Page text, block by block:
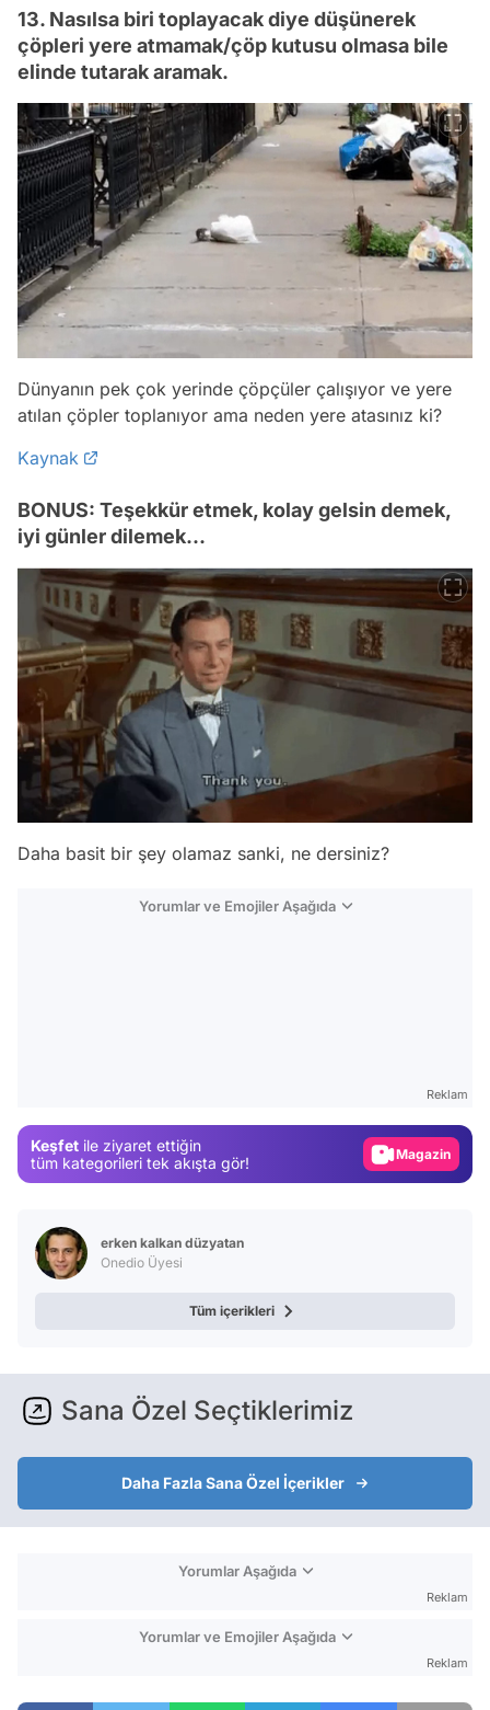
13. Nasılsa biri toplayacak diye düşünerek
çöpleri yere atmamak/çöp kutusu olmasa bile
elinde tutarak aramak.
Dünyanın pek çok yerinde çöpçüler çalışıyor ve yere
atılan çöpler toplanıyor ama neden yere atasınız ki?
Kaynak
BONUS: Teşekkür etmek, kolay gelsin demek,
iyi günler dilemek...
Daha basit bir şey olamaz sanki, ne dersiniz?
Yorumlar ve Emojiler Aşağıda
Reklam
Keşfet ile ziyaret ettiğin
tüm kategorileri tek akışta gör!
Video
erken kalkan düzyatan
Onedio Üyesi
Tüm içerikleri
Sana Özel Seçtiklerimiz
Daha Fazla Sana Özel İçerikler
Yorumlar Aşağıda
Reklam
Yorumlar ve Emojiler Aşağıda
Reklam